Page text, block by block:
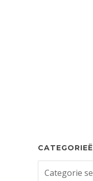
Categorieën